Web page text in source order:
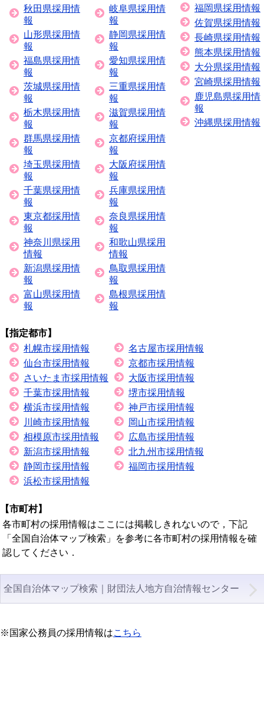
秋田県採用情
報
山形県採用情
報
福島県採用情
報
茨城県採用情
報
栃木県採用情
報
群馬県採用情
報
埼玉県採用情
報
千葉県採用情
報
東京都採用情
報
神奈川県採用
情報
新潟県採用情
報
富山県採用情
報
岐阜県採用情
報
静岡県採用情
報
愛知県採用情
報
三重県採用情
報
滋賀県採用情
報
京都府採用情
報
大阪府採用情
報
兵庫県採用情
報
奈良県採用情
報
和歌山県採用
情報
鳥取県採用情
報
島根県採用情
報
福岡県採用情報
佐賀県採用情報
長崎県採用情報
熊本県採用情報
大分県採用情報
宮崎県採用情報
鹿児島県採用情
報
沖縄県採用情報
【指定都市】
札幌市採用情報
仙台市採用情報
さいたま市採用情報
千葉市採用情報
横浜市採用情報
川崎市採用情報
相模原市採用情報
新潟市採用情報
静岡市採用情報
浜松市採用情報
名古屋市採用情報
京都市採用情報
大阪市採用情報
堺市採用情報
神戸市採用情報
岡山市採用情報
広島市採用情報
北九州市採用情報
福岡市採用情報
【市町村】
各市町村の採用情報はここには掲載しきれないので，下記
「全国自治体マップ検索」を参考に各市町村の採用情報を確
認してください．
全国自治体マップ検索｜財団法人地方自治情報センター
※国家公務員の採用情報はこちら